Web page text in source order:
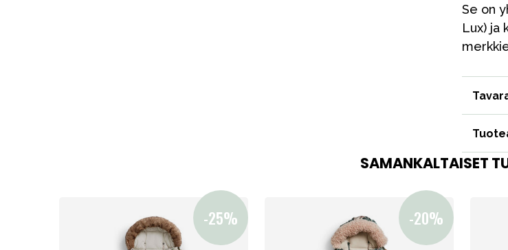
Se on
Lux) ja
SAMANKALTAISET
Huonekalut &
Tarvikkeet
Aurinko ja uinti Outlet Opas Ota meihin